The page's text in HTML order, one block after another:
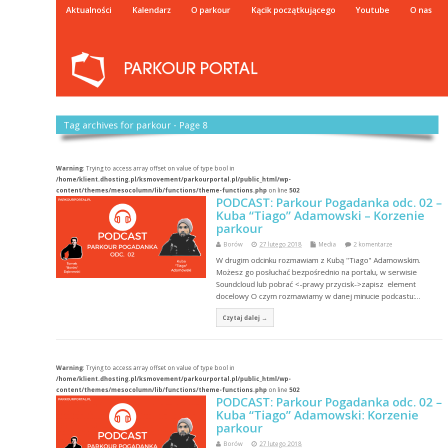
Aktualności Kalendarz O parkour Kącik początkującego Youtube O nas
Tag archives for parkour - Page 8
Warning: Trying to access array offset on value of type bool in
/home/klient.dhosting.pl/ksmovement/parkourportal.pl/public_html/wp-
content/themes/mesocolumn/lib/functions/theme-functions.php on line 502
PODCAST: Parkour Pogadanka odc. 02 –
Kuba “Tiago” Adamowski – Korzenie
parkour
Borów 27 lutego 2018 Media 2 komentarze
W drugim odcinku rozmawiam z Kubą "Tiago" Adamowskim.
Możesz go posłuchać bezpośrednio na portalu, w serwisie
Soundcloud lub pobrać <-prawy przycisk->zapisz element
docelowy O czym rozmawiamy w danej minucie podcastu:…
Czytaj dalej →
Warning: Trying to access array offset on value of type bool in
/home/klient.dhosting.pl/ksmovement/parkourportal.pl/public_html/wp-
content/themes/mesocolumn/lib/functions/theme-functions.php on line 502
PODCAST: Parkour Pogadanka odc. 02 –
Kuba “Tiago” Adamowski: Korzenie
parkour
Borów 27 lutego 2018